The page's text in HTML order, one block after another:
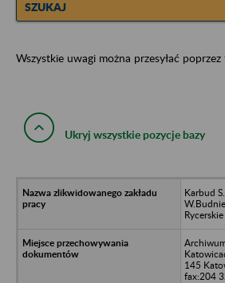
SZUKAJ
Wszystkie uwagi można przesyłać poprzez
Ukryj wszystkie pozycje bazy
Karbud
Rycerskie
145
fax:204